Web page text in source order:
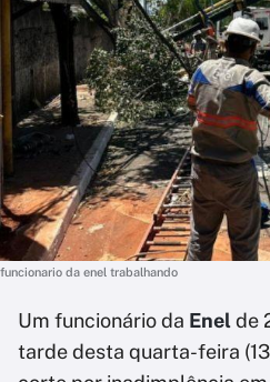
funcionario da enel trabalhando
Um funcionário da Enelde
tarde desta quarta-feira